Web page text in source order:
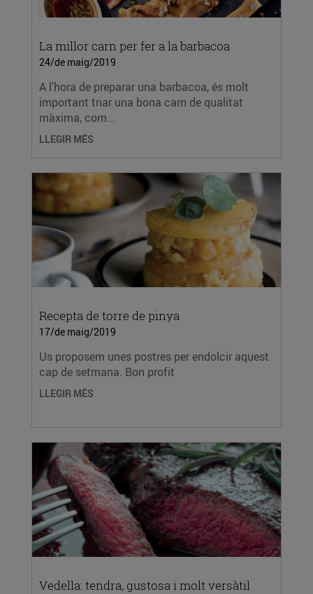
La millor carn per fer a la barbacoa
24/de maig/2019
A l’hora de preparar una barbacoa, és molt
important triar una bona carn de qualitat
màxima, com...
LLEGIR MÉS
Recepta de torre de pinya
17/de maig/2019
Us proposem unes postres per endolcir aquest
cap de setmana. Bon profit
LLEGIR MÉS
Vedella: tendra, gustosa i molt versàtil